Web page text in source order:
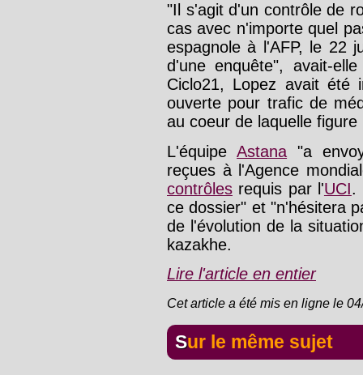
"Il s'agit d'un contrôle de
cas avec n'importe quel
espagnole à l'AFP, le 22
d'une enquête", avait-
Ciclo21, Lopez avait été
ouverte pour trafic de
au coeur de laquelle
L'équipeAstana "a
reçues à l'Agence
contrôles requis par l'UCI.
ce dossier" et "n'hésitera
de l'évolution de la
kazakhe.
Lire l'article en entier
Cet article a été mis en ligne le
Sur le même sujet